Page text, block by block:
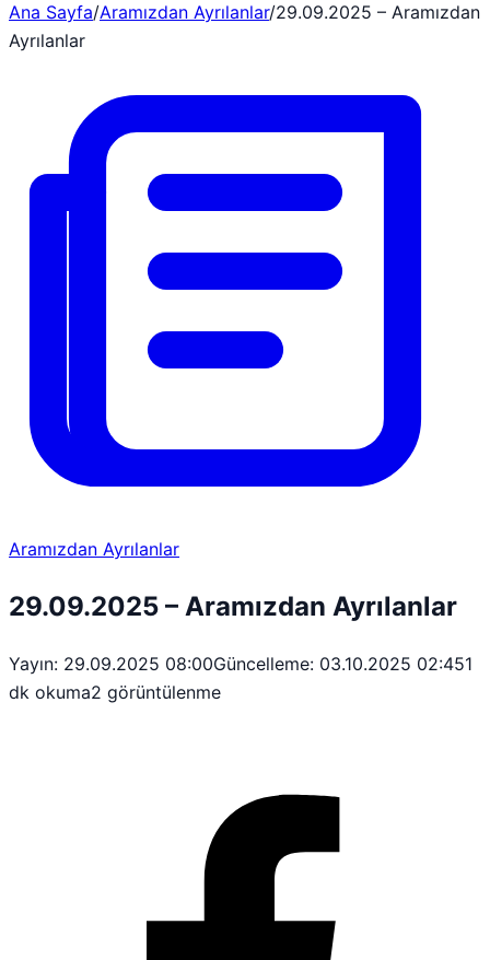
Ana Sayfa/Aramızdan Ayrılanlar/29.09.2025 – Aramızdan
Ayrılanlar
Aramızdan Ayrılanlar
29.09.2025 – Aramızdan Ayrılanlar
Yayın: 29.09.2025 08:00Güncelleme: 03.10.2025 02:451
dk okuma2 görüntülenme